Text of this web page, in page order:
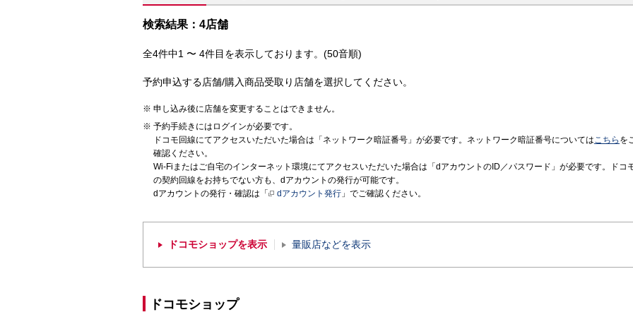
検索結果：4店舗
全4件中1 〜 4件目を表示しております。(50音順)
予約申込する店舗/購入商品受取り店舗を選択してください。
申し込み後に店舗を変更することはできません。
予約手続きにはログインが必要です。
ドコモ回線にてアクセスいただいた場合は「ネットワーク暗証番号」が必要です。ネットワーク暗証番号についてはこちら を
確認ください。
Wi-Fiまたはご自宅のインターネット環境にてアクセスいただいた場合は「dアカウントのID／パスワード」が必要です。ドコ
の契約回線をお持ちでない方も、dアカウントの発行が可能です。
dアカウントの発行・確認は「
dアカウント発行 」でご確認ください。
ドコモショップを表示 量販店などを表示
ドコモショップ